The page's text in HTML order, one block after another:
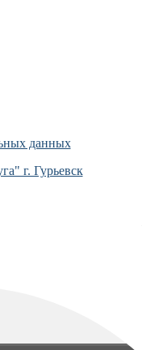
данных
г. Гурьевск